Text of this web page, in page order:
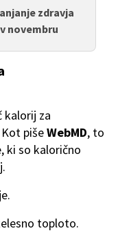
zdravja
novembru
kalorij za
pišeWebMD, to
ki so kalorično
toploto.